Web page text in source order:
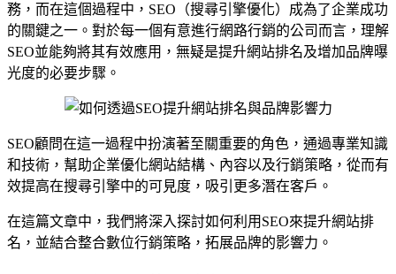
務，而在這個過程中，SEO（搜尋引擎優化）成為了企業成功
的關鍵之一。對於每一個有意進行網路行銷的公司而言，理解
SEO並能夠將其有效應用，無疑是提升網站排名及增加品牌曝
光度的必要步驟。
SEO顧問在這一過程中扮演著至關重要的角色，通過專業知識
和技術，幫助企業優化網站結構、內容以及行銷策略，從而有
效提高在搜尋引擎中的可見度，吸引更多潛在客戶。
在這篇文章中，我們將深入探討如何利用SEO來提升網站排
名，並結合整合數位行銷策略，拓展品牌的影響力。